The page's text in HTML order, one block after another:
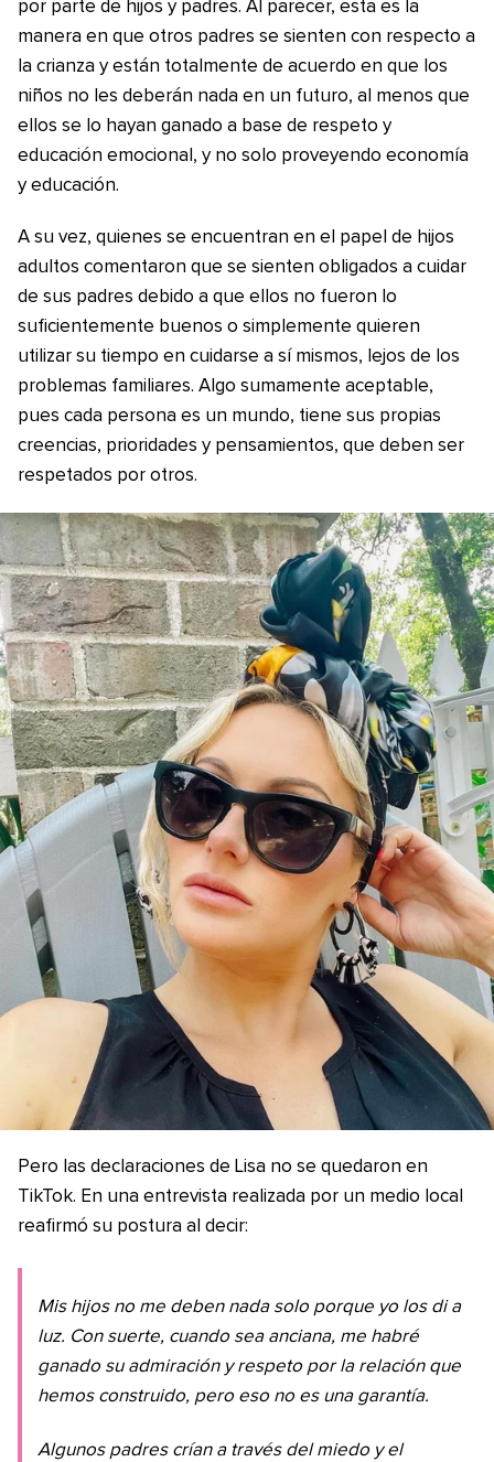
por parte de hijos y padres. Al parecer, esta es la
manera en que otros padres se sienten con respecto a
la crianza y están totalmente de acuerdo en que los
niños no les deberán nada en un futuro, al menos que
ellos se lo hayan ganado a base de respeto y
educación emocional, y no solo proveyendo economía
y educación.
A su vez, quienes se encuentran en el papel de hijos
adultos comentaron que se sienten obligados a cuidar
de sus padres debido a que ellos no fueron lo
suficientemente buenos o simplemente quieren
utilizar su tiempo en cuidarse a sí mismos, lejos de los
problemas familiares. Algo sumamente aceptable,
pues cada persona es un mundo, tiene sus propias
creencias, prioridades y pensamientos, que deben ser
respetados por otros.
Pero las declaraciones de Lisa no se quedaron en
TikTok. En una entrevista realizada por un medio local
reafirmó su postura al decir:
Mis hijos no me deben nada solo porque yo los di a
luz. Con suerte, cuando sea anciana, me habré
ganado su admiración y respeto por la relación que
hemos construido, pero eso no es una garantía.
Algunos padres crían a través del miedo y el